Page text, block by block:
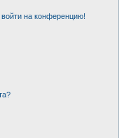
на конференцию!